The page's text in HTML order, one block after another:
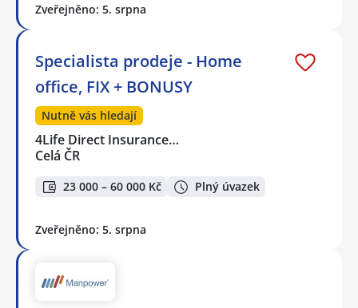
Zveřejněno: 5. srpna
Specialista prodeje - Home
office, FIX + BONUSY
Nutně vás hledají
4Life Direct Insurance…
Celá ČR
23 000 – 60 000 Kč Plný úvazek
Zveřejněno: 5. srpna